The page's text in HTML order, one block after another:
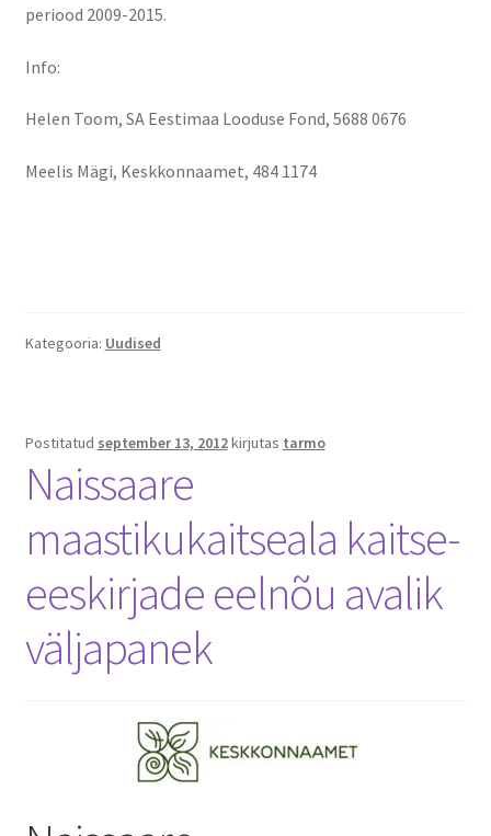
periood 2009-2015.
Info:
Helen Toom, SA Eestimaa Looduse Fond, 5688 0676
Meelis Mägi, Keskkonnaamet, 484 1174
Kategooria: Uudised
Postitatud september 13, 2012kirjutas tarmo
Naissaare
maastikukaitseala kaitse-
eeskirjade eelnõu avalik
väljapanek